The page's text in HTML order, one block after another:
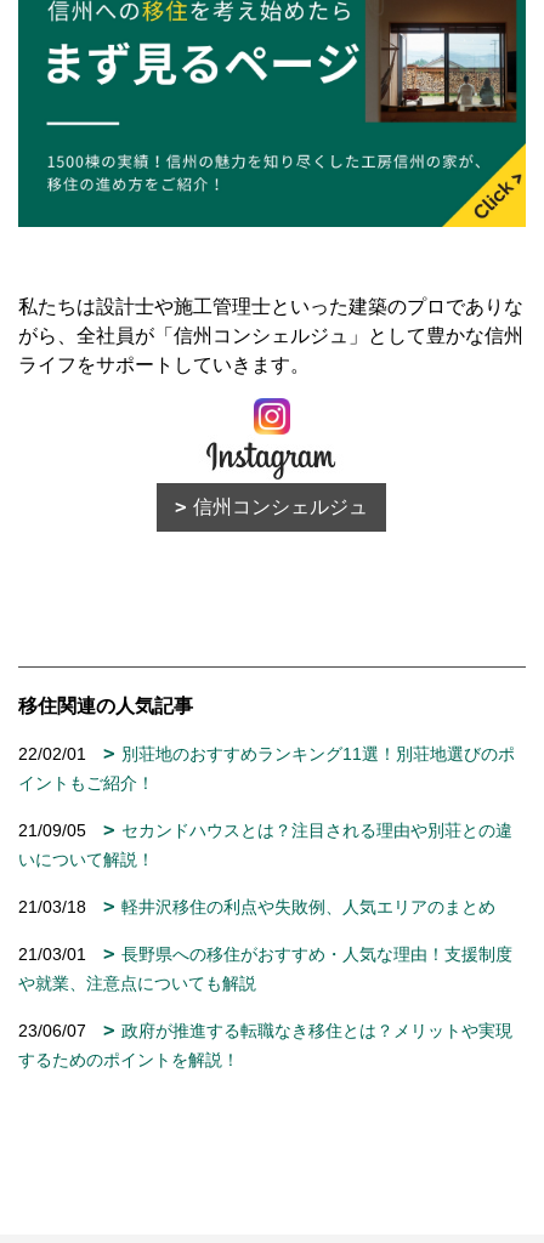
私たちは設計士や施工管理士といった建築のプロでありな
がら、全社員が「信州コンシェルジュ」として豊かな信州
ライフをサポートしていきます。
信州コンシェルジュ
移住関連の人気記事
22/02/01
別荘地のおすすめランキング11選！別荘地選びのポ
イントもご紹介！
21/09/05
セカンドハウスとは？注目される理由や別荘との違
いについて解説！
21/03/18 軽井沢移住の利点や失敗例、人気エリアのまとめ
21/03/01
長野県への移住がおすすめ・人気な理由！支援制度
や就業、注意点についても解説
23/06/07
政府が推進する転職なき移住とは？メリットや実現
するためのポイントを解説！